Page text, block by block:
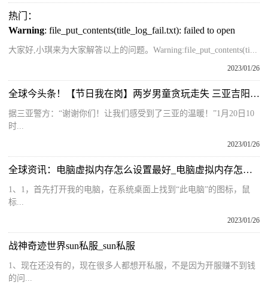
热门：
Warning: file_put_contents(title_log_fail.txt): failed to open
大家好,小琪来为大家解答以上的问题。Warning:file_put_contents(ti...
2023/01/26
全球今头条！【节日我在岗】两岁男童贪玩走失 三亚吉阳警方及时援手助其与家人团聚
据三亚警方：“谢谢你们！让我们感受到了三亚的温暖！”1月20日10
时...
2023/01/26
全球资讯：电脑虚拟内存怎么设置最好_电脑虚拟内存怎么设置
1、1，首先打开我的电脑，在系统桌面上找到“此电脑”的图标，鼠
标...
2023/01/26
战神奇迹世界sun私服_sun私服
1、现在还没有的，现在很多人都想开私服，不是因为开服赚不到钱
的问...